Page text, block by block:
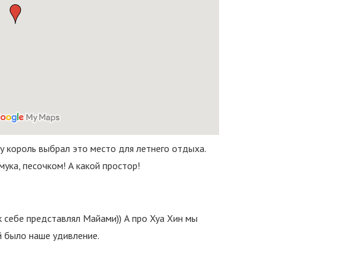
король выбрал это место для летнего отдыха.
песочком! А какой простор!
себе представлял Майами)) А про Хуа Хин мы
было наше удивление.